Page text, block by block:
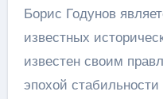
Борис Годунов
известных
известен своим
эпохой